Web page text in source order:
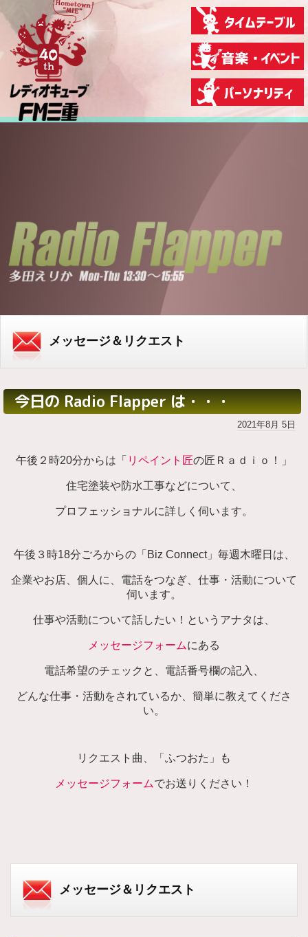
メッセージ＆リクエスト
今日の Radio Flapper は・・・
2021年8月 5日
午後２時20分からは「 リペイント匠の匠Ｒａｄｉｏ！」
住宅塗装や防水工事などについて、
プロフェッショナルに詳しく伺います。
午後３時18分ごろからの「Biz Connect」毎週木曜日は、
企業やお店、個人に、電話をつなぎ、仕事・活動について
伺います。
仕事や活動について話したい！というアナタは、
メッセージフォームにある
電話希望のチェックと、電話番号欄の記入、
どんな仕事・活動をされているか、簡単に教えてくださ
い。
リクエスト曲、「ふつおた」も
メッセージフォームでお送りください！
メッセージ＆リクエスト